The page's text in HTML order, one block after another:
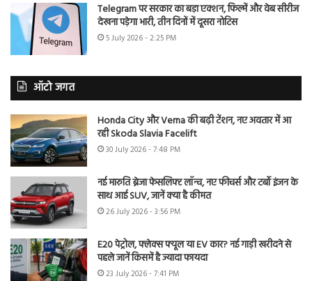
Telegram पर सरकार का बड़ा एक्शन, फिल्में और वेब सीरीज
देखना पड़ेगा भारी, तीन दिनों में दूसरा नोटिस
5 July 2026 - 2:25 PM
ऑटो जगत
Honda City और Verna की बढ़ी टेंशन, नए अवतार में आ
रही Skoda Slavia Facelift
30 July 2026 - 7:48 PM
नई मारुति ब्रेजा फेसलिफ्ट लॉन्च, नए फीचर्स और टर्बो इंजन के
साथ आई SUV, जानें क्या है कीमत
26 July 2026 - 3:56 PM
E20 पेट्रोल, फ्लेक्स फ्यूल या EV कार? नई गाड़ी खरीदने से
पहले जानें किसमें है ज्यादा फायदा
23 July 2026 - 7:41 PM